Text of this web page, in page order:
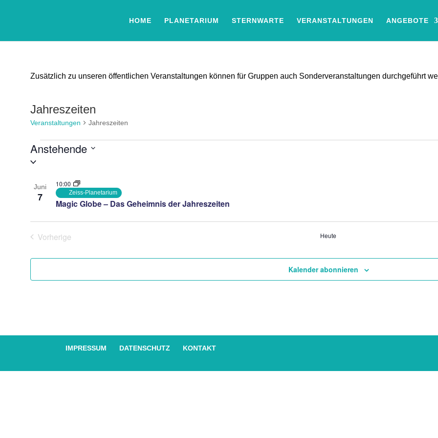
HOME PLANETARIUM STERNWARTE VERANSTALTUNGEN ANGEBOTE
Zusätzlich zu unseren öffentlichen Veranstaltungen können für Gruppen auch Sonderveranstaltungen durchgeführt
Jahreszeiten
Veranstaltungen Jahreszeiten
Veranstaltungen
Anstehende
Datum
List
of
Veranstaltungen
in
Photo
View
Juni
7
Magic Globe – Das Geheimnis der Jahreszeiten
10:00
Zeiss-Planetarium
Vorherige
Heute
Kalender abonnieren
IMPRESSUM DATENSCHUTZ KONTAKT